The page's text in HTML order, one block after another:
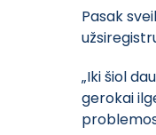
Pasak
„Iki šiol
gerokai